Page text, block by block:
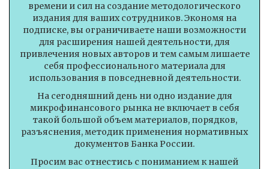
времени и сил на создание методологического
издания для ваших сотрудников. Экономя на
подписке, вы ограничиваете наши возможности
для расширения нашей деятельности, для
привлечения новых авторов и тем самым лишаете
себя профессионального материала для
использования в повседневной деятельности.
На сегодняшний день ни одно издание для
микрофинансового рынка не включает в себя
такой большой объем материалов, порядков,
разъяснения, методик применения нормативных
документов Банка России.
Просим вас отнестись с пониманием к нашей